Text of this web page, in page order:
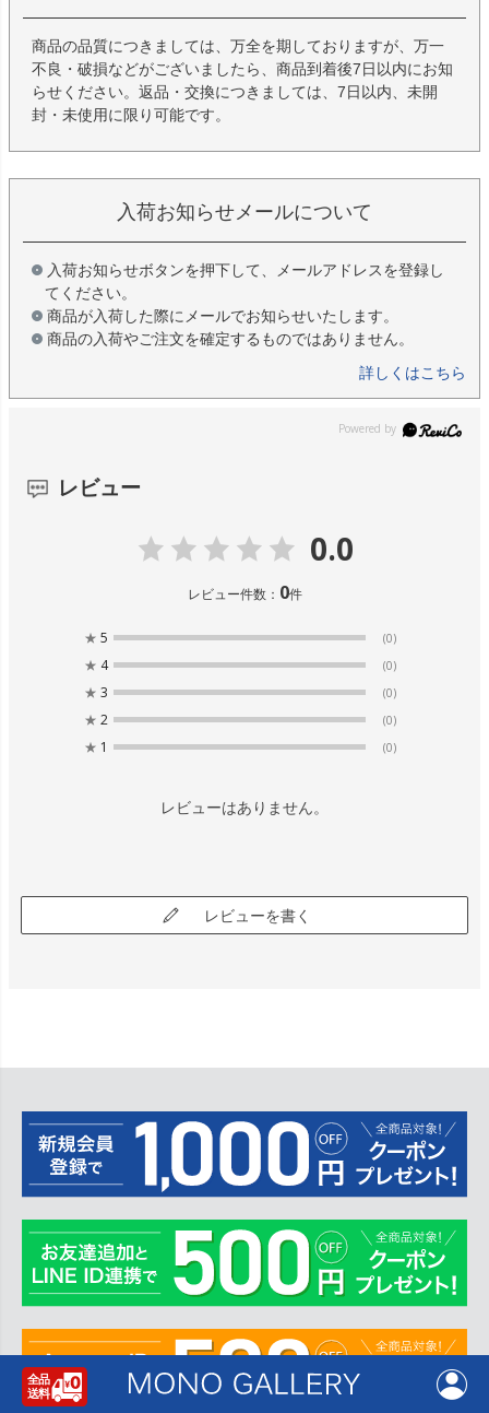
商品の品質につきましては、万全を期しておりますが、万一
不良・破損などがございましたら、商品到着後7日以内にお知
らせください。返品・交換につきましては、7日以内、未開
封・未使用に限り可能です。
入荷お知らせメールについて
入荷お知らせボタンを押下して、メールアドレスを登録し
てください。
商品が入荷した際にメールでお知らせいたします。
商品の入荷やご注文を確定するものではありません。
詳しくはこちら
レビュー
0.0
レビュー件数： 0件
★ 5 (0)
★ 4 (0)
★ 3 (0)
★ 2 (0)
★ 1 (0)
レビューはありません。
レビューを書く